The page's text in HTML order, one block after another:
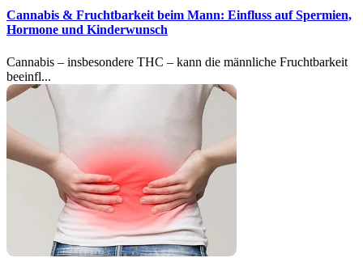
Cannabis & Fruchtbarkeit beim Mann: Einfluss auf Spermien,
Hormone und Kinderwunsch
Cannabis – insbesondere THC – kann die männliche Fruchtbarkeit
beeinfl...